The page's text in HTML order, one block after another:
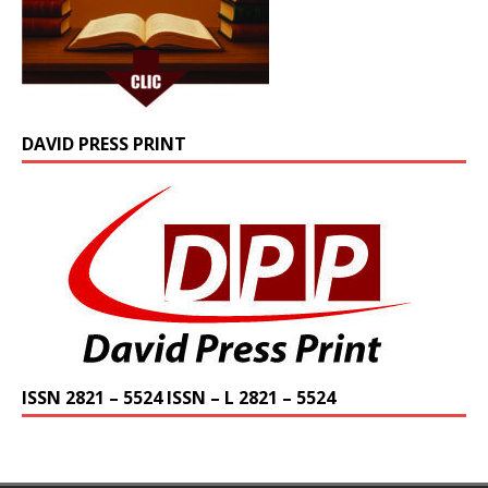
DAVID PRESS PRINT
ISSN 2821 – 5524 ISSN – L 2821 – 5524